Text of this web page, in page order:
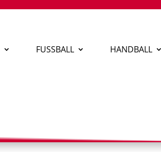
FUSSBALL HANDBALL